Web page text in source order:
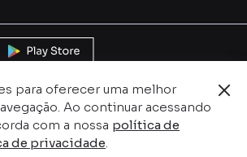
para oferecer uma melhor
Ao continuar acessando
com a nossa política de
de privacidade.